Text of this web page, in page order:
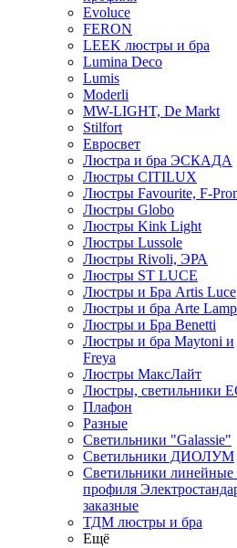
Evoluce
FERON
LEEK люстры и бра
Lumina Deco
Lumis
Moderli
MW-LIGHT, De Markt
Stilfort
Евросвет
Люстра и бра ЭСКАДА
Люстры CITILUX
Люстры Favourite, F-
Люстры Globo
Люстры Kink Light
Люстры Lussole
Люстры Rivoli, ЭРА
Люстры ST LUCE
Люстры и Бра Artis Luce
Люстры и бра Arte Lamp
Люстры и Бра Benetti
Люстры и бра Maytoni и
Freya
Люстры МаксЛайт
Люстры, светильники
Плафон
Разные
Светильники "Galassie"
Светильники ДИОЛУМ
Светильники линейные
профиля
заказные
ТДМ люстры и бра
Ещё